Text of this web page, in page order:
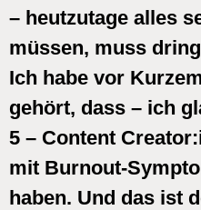
– heutzutage alles
müssen, muss
Ich habe vor
gehört, dass – ich
5 – Content
mit Burnout-
haben. Und das ist